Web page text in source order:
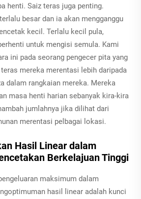
henti. Saiz teras juga penting.
besar dan ia akan mengganggu
kecil. Terlalu kecil pula,
untuk mengisi semula. Kami
ini pada seorang pengecer pita yang
mereka merentasi lebih daripada
dalam rangkaian mereka. Mereka
masa henti harian sebanyak kira-kira
jumlahnya jika dilihat dari
merentasi pelbagai lokasi.
Hasil Linear dalam
Berkelajuan Tinggi
maksimum dalam
hasil linear adalah kunci